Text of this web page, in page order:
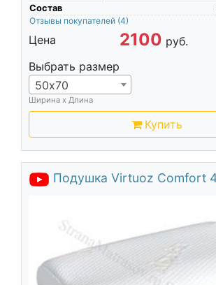
Состав
Отзывы покупателей (4)
Цена 2100 руб.
Выбрать размер
50х70
Ширина х Длина
Купить
Подушка Virtuoz Comfort